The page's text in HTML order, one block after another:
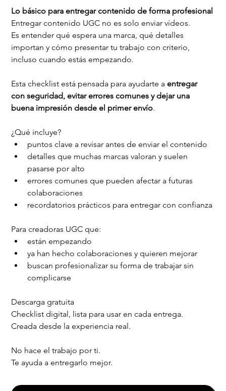
Lo básico para entregar contenido de forma profesional
Entregar contenido UGC no es solo enviar vídeos.
Es entender qué espera una marca, qué detalles
importan y cómo presentar tu trabajo con criterio,
incluso cuando estás empezando.
Esta checklist está pensada para ayudarte a entregar
con seguridad, evitar errores comunes y dejar una
buena impresión desde el primer envío.
¿Qué incluye?
puntos clave a revisar antes de enviar el contenido
detalles que muchas marcas valoran y suelen
pasarse por alto
errores comunes que pueden afectar a futuras
colaboraciones
recordatorios prácticos para entregar con confianza
Para creadoras UGC que:
están empezando
ya han hecho colaboraciones y quieren mejorar
buscan profesionalizar su forma de trabajar sin
complicarse
Descarga gratuita
Checklist digital, lista para usar en cada entrega.
Creada desde la experiencia real.
No hace el trabajo por ti.
Te ayuda a entregarlo mejor.